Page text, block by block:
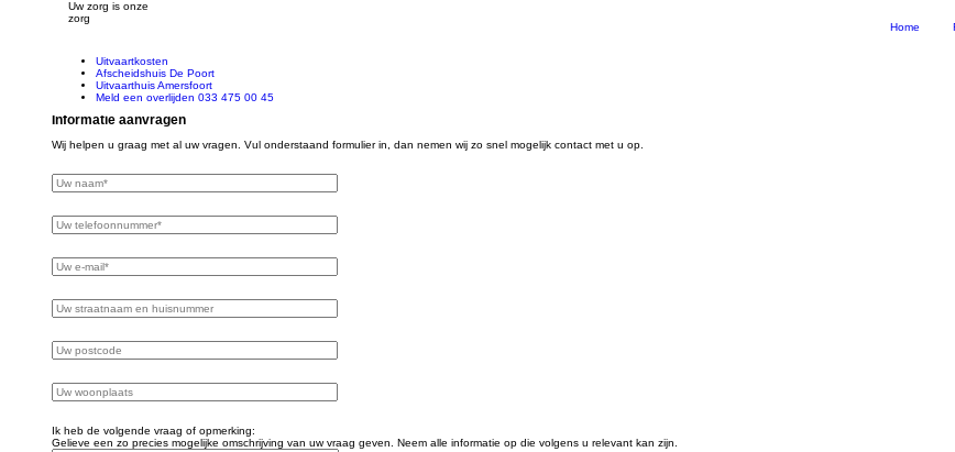
Uw zorg is onze
zorg
Home
Uitvaartkosten
Afscheidshuis De Poort
Uitvaarthuis Amersfoort
Meld een overlijden 033 475 00 45
Informatie aanvragen
Wij helpen u graag met al uw vragen. Vul onderstaand formulier in, dan nemen wij zo snel mogelijk contact met u op.
Ik heb de volgende vraag of opmerking:
Gelieve een zo precies mogelijke omschrijving van uw vraag geven. Neem alle informatie op die volgens u relevant kan zijn.